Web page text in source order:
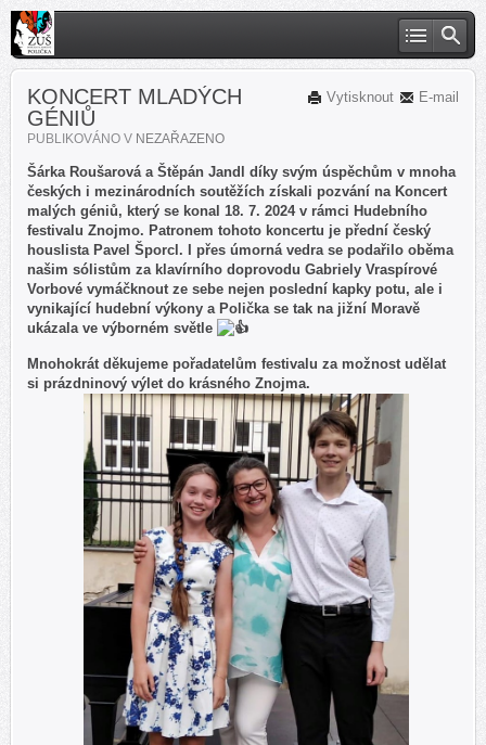
E-mail
Vytisknout
KONCERT MLADÝCH
GÉNIŮ
PUBLIKOVÁNO V NEZAŘAZENO
Šárka Roušarová a Štěpán Jandl díky svým úspěchům v mnoha
českých i mezinárodních soutěžích získali pozvání na Koncert
malých géniů, který se konal 18. 7. 2024 v rámci Hudebního
festivalu Znojmo. Patronem tohoto koncertu je přední český
houslista Pavel Šporcl. I přes úmorná vedra se podařilo oběma
našim sólistům za klavírního doprovodu Gabriely Vraspírové
Vorbové vymáčknout ze sebe nejen poslední kapky potu, ale i
vynikající hudební výkony a Polička se tak na jižní Moravě
ukázala ve výborném světle
Mnohokrát děkujeme pořadatelům festivalu za možnost udělat
si prázdninový výlet do krásného Znojma.